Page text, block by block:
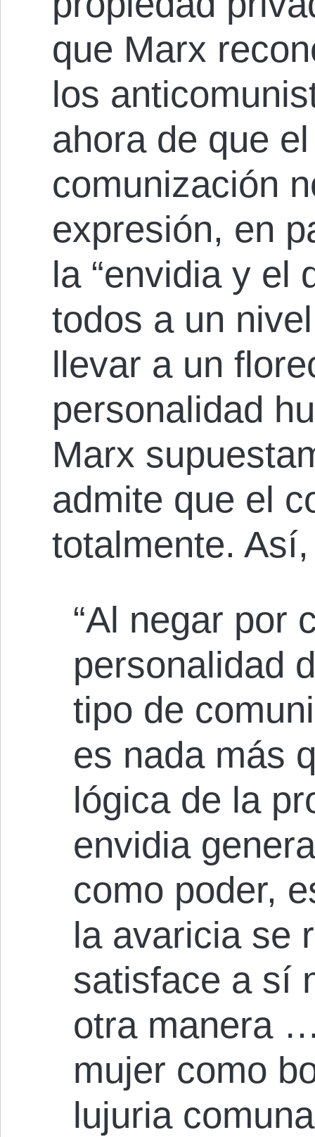
que Marx
los
ahora de que
comunización
expresión, en
la “envidia y el
todos a un
llevar a un
personalidad
Marx
admite que el
totalmente.
“Al negar por
personalidad
tipo de
es nada más
lógica de la
envidia
como poder,
la avaricia se
satisface a sí
otra manera
mujer como
lujuria